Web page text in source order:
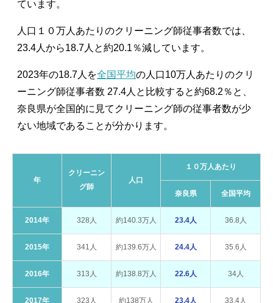
ています。
人口１０万人あたりのクリーニング師従事者数では、
23.4人から18.7人と約20.1％減しています。
2023年の18.7人を全国平均の人口10万人あたりのクリ
ーニング師従事者数 27.4人と比較すると約68.2％と、
奈良県が全国的に見てクリーニング師の従事者数が少
ない地域であることが分かります。
年
クリーニン
グ師
人口
１０万人あたり
奈良県 全国平均
2014年 328人 約140.3万人 23.4人 36.8人
2015年 341人 約139.6万人 24.4人 35.6人
2016年 313人 約138.8万人 22.6人 34人
2017年 323人 約138万人 23.4人 33.4人